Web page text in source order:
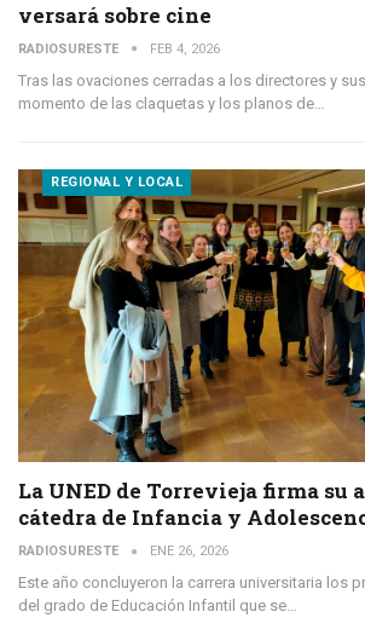
versará sobre cine
RADIOSURESTE FEB 4, 2026
Tras las ovaciones cerradas a los directores y
momento de las claquetas y los planos de…
REGIONAL Y LOCAL
La UNED de Torrevieja firma su
cátedra de Infancia y
RADIOSURESTE ENE 26, 2026
Este año concluyeron la carrera universitaria los
del grado de Educación Infantil que se…